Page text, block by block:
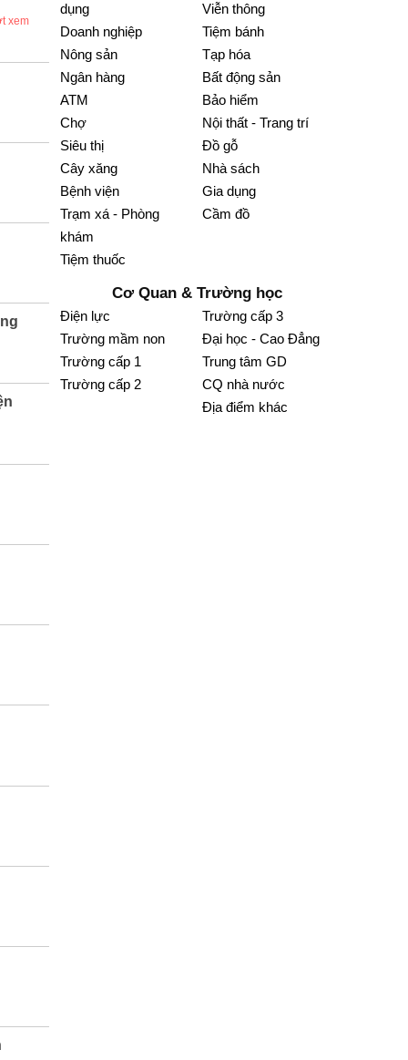
xem
dụng
Doanh nghiệp
Nông sản
Ngân hàng
ATM
Chợ
Siêu thị
Cây xăng
Bệnh viện
Trạm xá - Phòng
khám
Tiệm thuốc
Viễn thông
Tiệm bánh
Tạp hóa
Bất động sản
Bảo hiểm
Nội thất - Trang trí
Đồ gỗ
Nhà sách
Gia dụng
Cầm đồ
Cơ Quan & Trường học
Điện lực
Trường mầm non
Trường cấp 1
Trường cấp 2
Trường cấp 3
Đại học - Cao Đẳng
Trung tâm GD
CQ nhà nước
Địa điểm khác